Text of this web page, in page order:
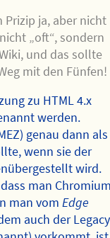
Prizip ja, aber nicht
„oft“, sondern
und das sollte
mit den Fünfen!
zu HTML 4.x
werden.
genau dann als
wenn sie der
wird.
man
man vomEdge
auch der